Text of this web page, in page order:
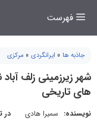
فهرست
جاذبه ها » ایرانگردی » مرکزی
شهر زیرزمینی زلف
های تاريخی
نویسنده: سمیرا هادی در